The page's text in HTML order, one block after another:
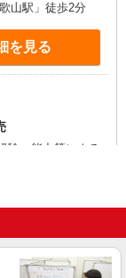
山駅」徒歩2分
を見る
・能力等による
歌山県和歌山市友